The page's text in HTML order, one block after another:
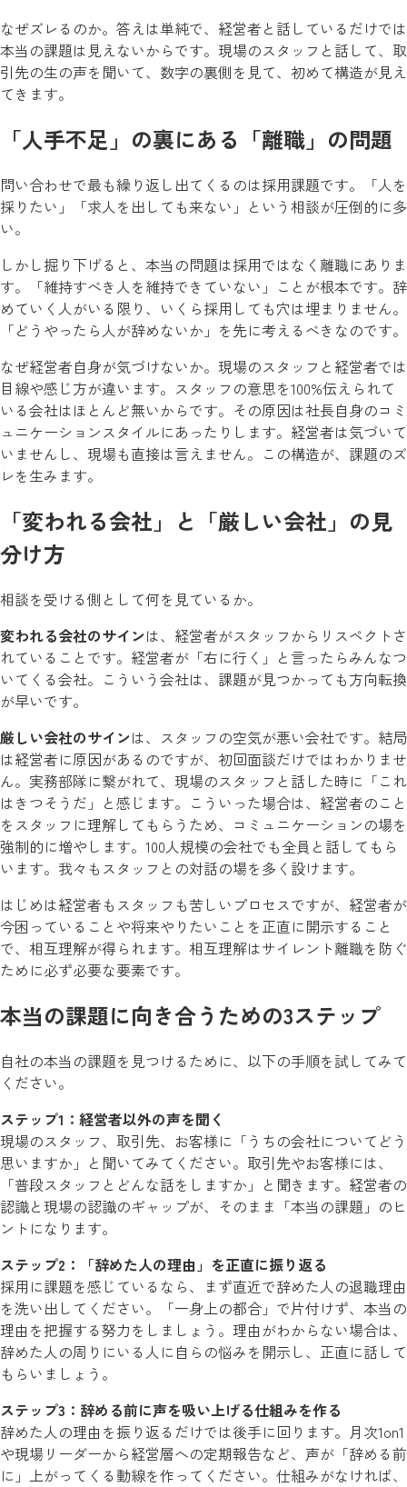
なぜズレるのか。答えは単純で、経営者と話しているだけでは
本当の課題は見えないからです。現場のスタッフと話して、取
引先の生の声を聞いて、数字の裏側を見て、初めて構造が見え
てきます。
「人手不足」の裏にある「離職」の問題
問い合わせで最も繰り返し出てくるのは採用課題です。「人を
採りたい」「求人を出しても来ない」という相談が圧倒的に多
い。
しかし掘り下げると、本当の問題は採用ではなく離職にありま
す。「維持すべき人を維持できていない」ことが根本です。辞
めていく人がいる限り、いくら採用しても穴は埋まりません。
「どうやったら人が辞めないか」を先に考えるべきなのです。
なぜ経営者自身が気づけないか。現場のスタッフと経営者では
目線や感じ方が違います。スタッフの意思を100%伝えられて
いる会社はほとんど無いからです。その原因は社長自身のコミ
ュニケーションスタイルにあったりします。経営者は気づいて
いませんし、現場も直接は言えません。この構造が、課題のズ
レを生みます。
「変われる会社」と「厳しい会社」の見
分け方
相談を受ける側として何を見ているか。
変われる会社のサインは、経営者がスタッフからリスペクトさ
れていることです。経営者が「右に行く」と言ったらみんなつ
いてくる会社。こういう会社は、課題が見つかっても方向転換
が早いです。
厳しい会社のサインは、スタッフの空気が悪い会社です。結局
は経営者に原因があるのですが、初回面談だけではわかりませ
ん。実務部隊に繋がれて、現場のスタッフと話した時に「これ
はきつそうだ」と感じます。こういった場合は、経営者のこと
をスタッフに理解してもらうため、コミュニケーションの場を
強制的に増やします。100人規模の会社でも全員と話してもら
います。我々もスタッフとの対話の場を多く設けます。
はじめは経営者もスタッフも苦しいプロセスですが、経営者が
今困っていることや将来やりたいことを正直に開示すること
で、相互理解が得られます。相互理解はサイレント離職を防ぐ
ために必ず必要な要素です。
本当の課題に向き合うための3ステップ
自社の本当の課題を見つけるために、以下の手順を試してみて
ください。
ステップ1：経営者以外の声を聞く
現場のスタッフ、取引先、お客様に「うちの会社についてどう
思いますか」と聞いてみてください。取引先やお客様には、
「普段スタッフとどんな話をしますか」と聞きます。経営者の
認識と現場の認識のギャップが、そのまま「本当の課題」のヒ
ントになります。
ステップ2：「辞めた人の理由」を正直に振り返る
採用に課題を感じているなら、まず直近で辞めた人の退職理由
を洗い出してください。「一身上の都合」で片付けず、本当の
理由を把握する努力をしましょう。理由がわからない場合は、
辞めた人の周りにいる人に自らの悩みを開示し、正直に話して
もらいましょう。
ステップ3：辞める前に声を吸い上げる仕組みを作る
辞めた人の理由を振り返るだけでは後手に回ります。月次1on1
や現場リーダーから経営層への定期報告など、声が「辞める前
に」上がってくる動線を作ってください。仕組みがなければ、